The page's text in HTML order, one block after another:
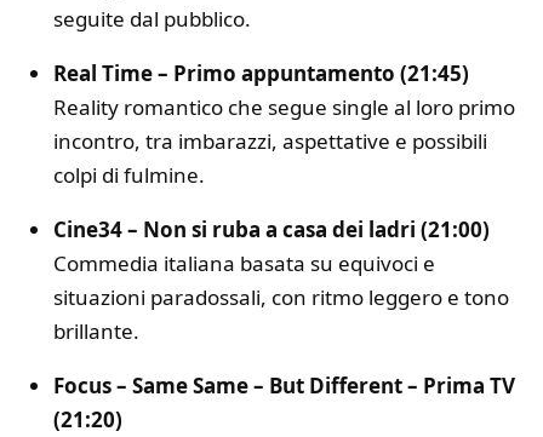
seguite dal pubblico.
Real Time – Primo appuntamento (21:45)
Reality romantico che segue single al loro primo
incontro, tra imbarazzi, aspettative e possibili
colpi di fulmine.
Cine34 – Non si ruba a casa dei ladri (21:00)
Commedia italiana basata su equivoci e
situazioni paradossali, con ritmo leggero e tono
brillante.
Focus – Same Same – But Different – Prima TV
(21:20)